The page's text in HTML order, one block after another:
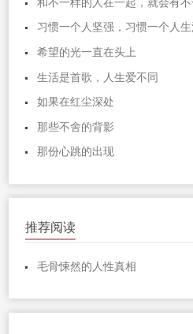
和不一样的人在一起，就会有
习惯一个人坚强，习惯一个人
希望的光一直在头上
生活是首歌，人生爱不同
如果在红尘深处
那些不舍的背影
那份心跳的出现
推荐阅读
毛骨悚然的人性真相